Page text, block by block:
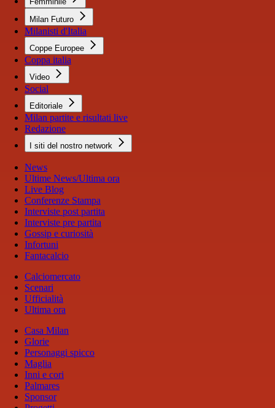
Milan Futuro
Milanisti d'Italia
Coppe Europee
Coppa italia
Video
Social
Editoriale
Milan partite e risultati live
Redazione
I siti del nostro network
News
Ultime News/Ultima ora
Live Blog
Conferenze Stampa
Interviste post partita
Interviste pre partita
Gossip e curiosità
Infortuni
Fantacalcio
Calciomercato
Scenari
Ufficialità
Ultima ora
Casa Milan
Glorie
Personaggi spicco
Maglia
Inni e cori
Palmares
Sponsor